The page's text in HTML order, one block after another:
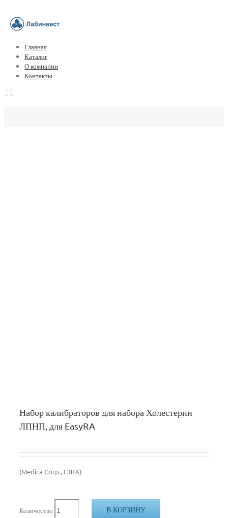
Главная
Каталог
О компании
Контакты
Набор калибраторов для набора Холестерин
ЛПНП, для EasyRA
(Medica Corp., США)
Количество В КОРЗИНУ